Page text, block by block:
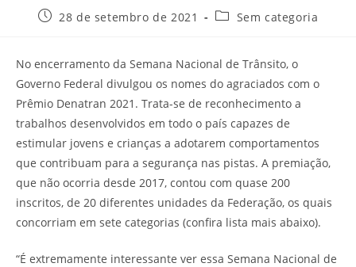
28 de setembro de 2021 Sem categoria
No encerramento da Semana Nacional de Trânsito, o
Governo Federal divulgou os nomes do agraciados com o
Prêmio Denatran 2021. Trata-se de reconhecimento a
trabalhos desenvolvidos em todo o país capazes de
estimular jovens e crianças a adotarem comportamentos
que contribuam para a segurança nas pistas. A premiação,
que não ocorria desde 2017, contou com quase 200
inscritos, de 20 diferentes unidades da Federação, os quais
concorriam em sete categorias (confira lista mais abaixo).
“É extremamente interessante ver essa Semana Nacional de